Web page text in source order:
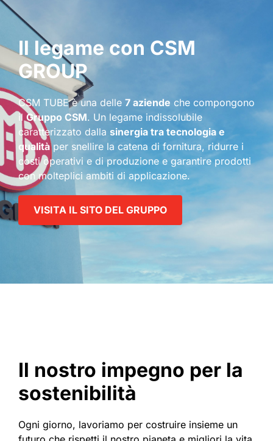
Il legame con CSM
GROUP
CSM TUBE è una delle 7 aziende che compongono
ilGruppo CSM. Un legame indissolubile
caratterizzato dalla sinergia tra tecnologia e
qualitàper snellire la catena di fornitura, ridurre i
costi operativi e di produzione e garantire prodotti
con molteplici ambiti di applicazione.
VISITA IL SITO DEL GRUPPO
Il nostro impegno per la
sostenibilità
Ogni giorno, lavoriamo per costruire insieme un